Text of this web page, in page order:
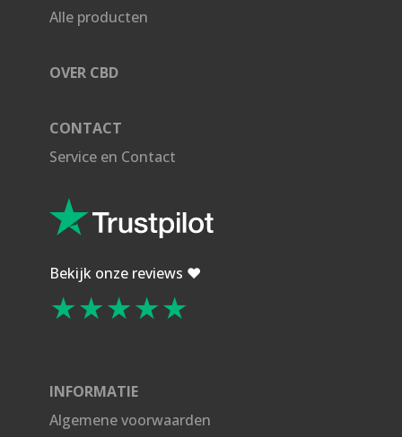
Alle producten
OVER CBD
CONTACT
Service en Contact
Bekijk onze reviews ❤️
★★★★★
INFORMATIE
Algemene voorwaarden